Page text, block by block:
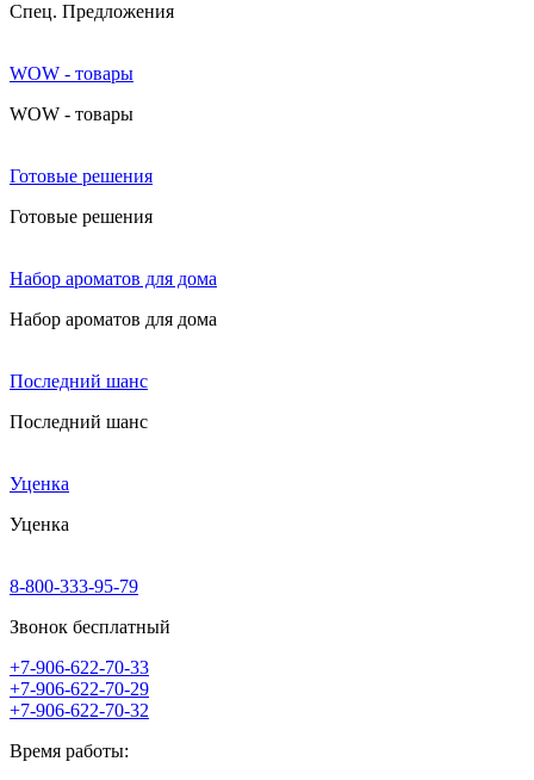
Cпец. Предложения
WOW - товары
WOW - товары
Готовые решения
Готовые решения
Набор ароматов для дома
Набор ароматов для дома
Последний шанс
Последний шанс
Уценка
Уценка
8-800-333-95-79
Звонок бесплатный
+7-906-622-70-33
+7-906-622-70-29
+7-906-622-70-32
Время работы: